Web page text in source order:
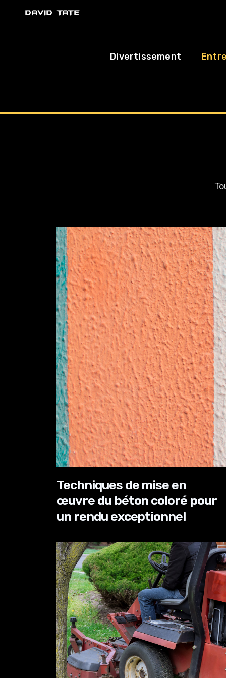
Divertissement
Techniques de mise en
œuvre du béton coloré pour
un rendu exceptionnel